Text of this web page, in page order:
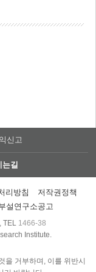
신고
는길
리방침
저작권정책
설연구소공고
TEL 1466-38
Institute.
을 거부하며, 이를 위반시